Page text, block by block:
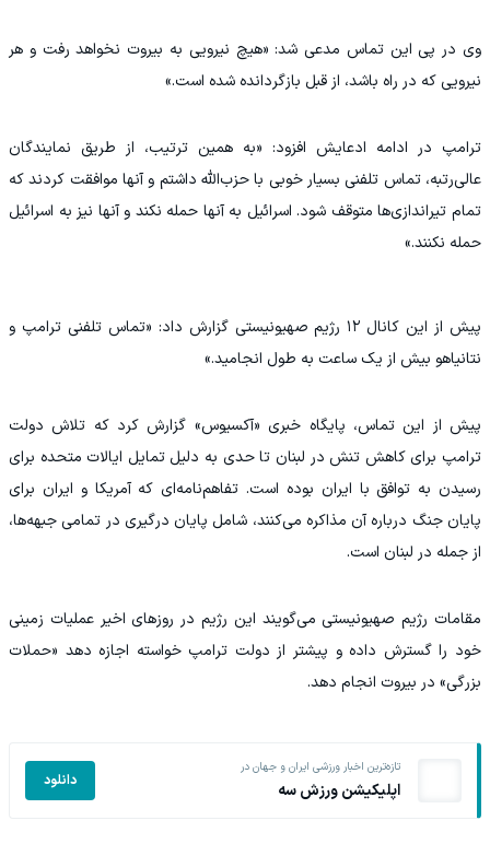
وی در پی این تماس مدعی شد: «هیچ نیرویی به بیروت نخواهد رفت و هر
نیرویی که در راه باشد، از قبل بازگردانده شده است.»
ترامپ در ادامه ادعایش افزود: «به همین ترتیب، از طریق نمایندگان
عالی‌رتبه، تماس تلفنی بسیار خوبی با حزب‌الله داشتم و آنها موافقت کردند که
تمام تیراندازی‌ها متوقف شود. اسرائیل به آنها حمله نکند و آنها نیز به اسرائیل
حمله نکنند.»
پیش از این کانال ۱۲ رژیم صهیونیستی گزارش داد: «تماس تلفنی ترامپ و
نتانیاهو بیش از یک ساعت به طول انجامید.»
پیش از این تماس، پایگاه خبری «آکسیوس» گزارش کرد که تلاش دولت
ترامپ برای کاهش تنش در لبنان تا حدی به دلیل تمایل ایالات متحده برای
رسیدن به توافق با ایران بوده است. تفاهم‌نامه‌ای که آمریکا و ایران برای
پایان جنگ درباره آن مذاکره می‌کنند، ‌شامل پایان درگیری در تمامی‌ جبهه‌ها،
از جمله در لبنان است.
مقامات رژیم صهیونیستی می‌گویند این رژیم در روزهای اخیر عملیات زمینی
خود را گسترش داده و پیشتر از دولت ترامپ خواسته اجازه دهد «حملات
بزرگی» در بیروت انجام دهد.
تازه‌ترین اخبار ورزشی ایران و جهان در
اپلیکیشن ورزش سه دانلود